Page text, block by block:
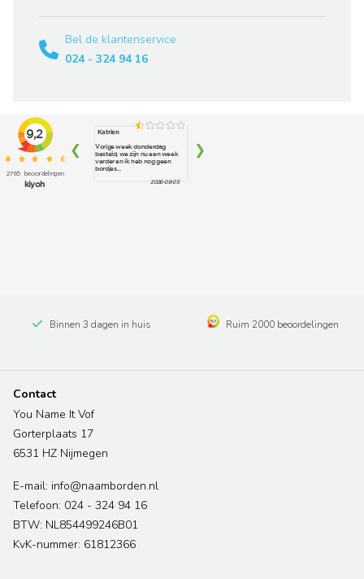
Bel de klantenservice
024 - 324 94 16
Binnen 3 dagen in huis Ruim 2000 beoordelingen
Contact
You Name It Vof
Gorterplaats 17
6531 HZ Nijmegen
E-mail: info@naamborden.nl
Telefoon: 024 - 324 94 16
BTW: NL854499246B01
KvK-nummer: 61812366